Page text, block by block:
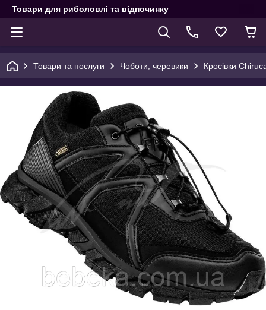
Товари для риболовлі та відпочинку
Товари та послуги Чоботи, черевики Кросівки